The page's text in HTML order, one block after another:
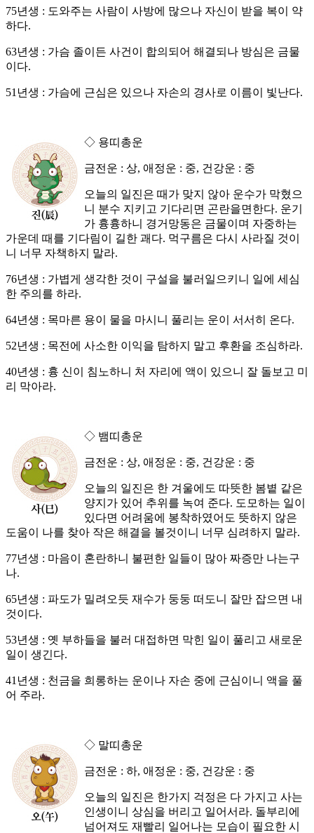
75년생 : 도와주는 사람이 사방에 많으나 자신이 받을 복이 약
하다.
63년생 : 가슴 졸이든 사건이 합의되어 해결되나 방심은 금물
이다.
51년생 : 가슴에 근심은 있으나 자손의 경사로 이름이 빛난다.
◇ 용띠총운
금전운 : 상, 애정운 : 중, 건강운 : 중
오늘의 일진은 때가 맞지 않아 운수가 막혔으
니 분수 지키고 기다리면 곤란을면한다. 운기
가 흉흉하니 경거망동은 금물이며 자중하는
가운데 때를 기다림이 길한 괘다. 먹구름은 다시 사라질 것이
니 너무 자책하지 말라.
76년생 : 가볍게 생각한 것이 구설을 불러일으키니 일에 세심
한 주의를 하라.
64년생 : 목마른 용이 물을 마시니 풀리는 운이 서서히 온다.
52년생 : 목전에 사소한 이익을 탐하지 말고 후환을 조심하라.
40년생 : 흉 신이 침노하니 처 자리에 액이 있으니 잘 돌보고 미
리 막아라.
◇ 뱀띠총운
금전운 : 상, 애정운 : 중, 건강운 : 중
오늘의 일진은 한 겨울에도 따뜻한 봄볕 같은
양지가 있어 추위를 녹여 준다. 도모하는 일이
있다면 어려움에 봉착하였어도 뜻하지 않은
도움이 나를 찾아 작은 해결을 볼것이니 너무 심려하지 말라.
77년생 : 마음이 혼란하니 불편한 일들이 많아 짜증만 나는구
나.
65년생 : 파도가 밀려오듯 재수가 둥둥 떠도니 잘만 잡으면 내
것이다.
53년생 : 옛 부하들을 불러 대접하면 막힌 일이 풀리고 새로운
일이 생긴다.
41년생 : 천금을 희롱하는 운이나 자손 중에 근심이니 액을 풀
어 주라.
◇ 말띠총운
금전운 : 하, 애정운 : 중, 건강운 : 중
오늘의 일진은 한가지 걱정은 다 가지고 사는
인생이니 상심을 버리고 일어서라. 돌부리에
넘어져도 재빨리 일어나는 모습이 필요한 시